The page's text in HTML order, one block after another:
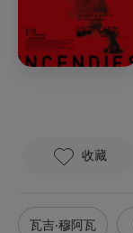
收藏
瓦吉‧穆阿瓦